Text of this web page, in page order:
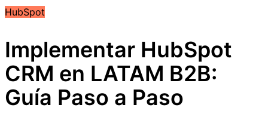
HubSpot
Implementar HubSpot
CRM en LATAM B2B:
Guía Paso a Paso